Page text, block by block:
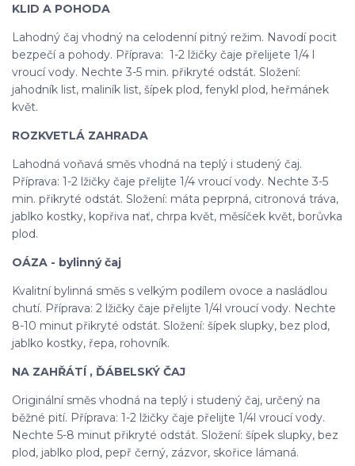
KLID A POHODA
Lahodný čaj vhodný na celodenní pitný režim. Navodí pocit
bezpečí a pohody. Příprava: 1-2 lžičky čaje přelijete 1/4 l
vroucí vody. Nechte 3-5 min. přikryté odstát. Složení:
jahodník list, maliník list, šípek plod, fenykl plod, heřmánek
květ.
ROZKVETLÁ ZAHRADA
Lahodná voňavá směs vhodná na teplý i studený čaj.
Příprava: 1-2 lžičky čaje přelijte 1/4 vroucí vody. Nechte 3-5
min. přikryté odstát. Složení: máta peprpná, citronová tráva,
jablko kostky, kopřiva nať, chrpa květ, měsíček květ, borůvka
plod.
OÁZA - bylinný čaj
Kvalitní bylinná směs s velkým podílem ovoce a nasládlou
chutí. Příprava: 2 lžičky čaje přelijte 1/4l vroucí vody. Nechte
8-10 minut přikryté odstát. Složení: šípek slupky, bez plod,
jablko kostky, řepa, rohovník.
NA ZAHŘÁTÍ , ĎÁBELSKÝ ČAJ
Originální směs vhodná na teplý i studený čaj, určený na
běžné pití. Příprava: 1-2 lžičky čaje přelijte 1/4l vroucí vody.
Nechte 5-8 minut přikryté odstát. Složení: šípek slupky, bez
plod, jablko plod, pepř černý, zázvor, skořice lámaná.